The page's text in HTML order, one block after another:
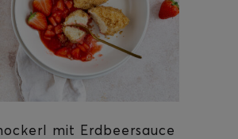
mit Erdbeersauce